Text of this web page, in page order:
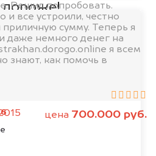
Решил попробовать.
и все устроили, честно
сумму. Теперь я
даже немного денег на
я всем
знают, как помочь в
цена 700.000 руб.
дороже!